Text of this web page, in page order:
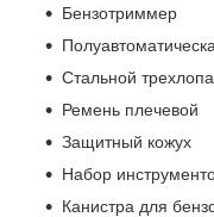
Бензотриммер
Стальной
Ремень плечевой
Защитный кожух
Набор
Канистра для